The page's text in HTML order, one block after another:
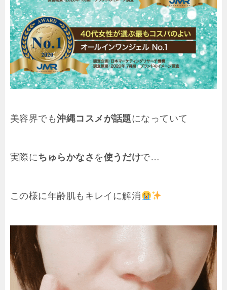
美容界でも沖縄コスメが話題になっていて
実際にちゅらかなさ を使うだけで…
この様に年齢肌もキレイに解消